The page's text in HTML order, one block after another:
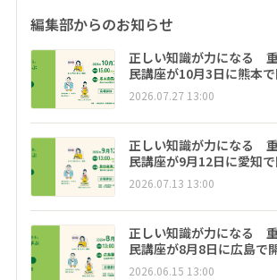
編集部からのお知らせ
正しい知識が力になる
民講座が10月3日に熊本
2026.07.27 13:00
正しい知識が力になる
民講座が9月12日に愛知
2026.07.13 13:00
正しい知識が力になる
民講座が8月8日に広島で
2026.06.15 13:00